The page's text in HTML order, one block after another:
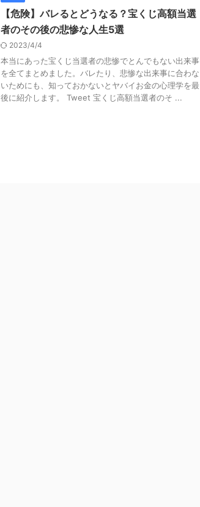
【危険】バレるとどうなる？宝くじ高額当選
者のその後の悲惨な人生5選
2023/4/4
本当にあった宝くじ当選者の悲惨でとんでもない出来事
を全てまとめました。バレたり、悲惨な出来事に合わな
いためにも、知っておかないとヤバイお金の心理学を最
後に紹介します。 Tweet 宝くじ高額当選者のそ ...